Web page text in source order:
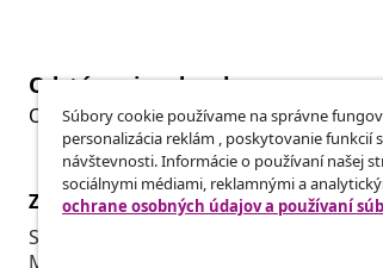
Odstúpenie od zmluvy
Odošlite žiadosť o odstúpenie od
Zákaznícky Servis
Sledujte svoju objednávku
Môj účet
Súbory cookie používame na správne
personalizácia reklám , poskytovanie funkcií
návštevnosti. Informácie o používaní našej
sociálnymi médiami, reklamnými a
ochrane osobných údajov a používaní